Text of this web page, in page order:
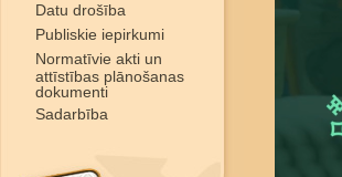
Datu drošība
Publiskie iepirkumi
Normatīvie akti un
attīstības plānošanas
dokumenti
Sadarbība